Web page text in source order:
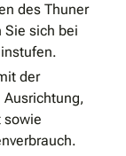
des Thuner
sich bei
der
sowie